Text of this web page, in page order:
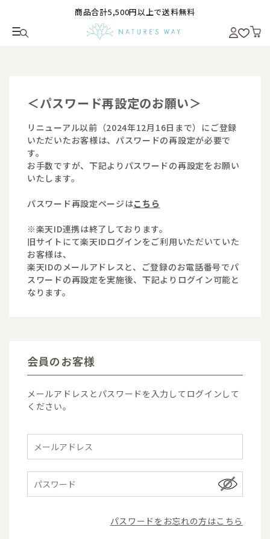
商品合計5,500円以上で送料無料
＜パスワード再設定のお願い＞
リニューアル以前（2024年12月16日まで）にご登録
いただいたお客様は、パスワードの再設定が必要で
す。
お手数ですが、下記よりパスワードの再設定をお願い
いたします。
パスワード再設定ページはこちら
※楽天ID連携は終了しております。
旧サイトにて楽天IDログインをご利用いただいていた
お客様は、
楽天IDのメールアドレスと、ご登録のお電話番号でパ
スワードの再設定を実施後、下記よりログイン可能と
なります。
会員のお客様
メールアドレスとパスワードを入力してログインして
ください。
パスワードをお忘れの方はこちら